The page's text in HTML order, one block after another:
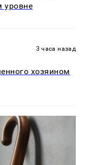
уровне
3 часа назад
хозяином